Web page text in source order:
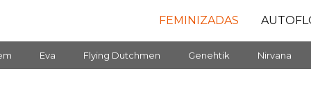
FEMINIZADAS
Eva Flying Dutchmen Genehtik Nirvana